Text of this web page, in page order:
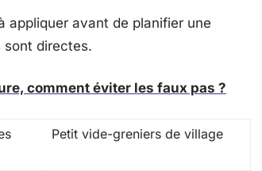
appliquer avant de planifier une
sont directes.
comment éviter les faux pas ?
Petit vide-greniers de village